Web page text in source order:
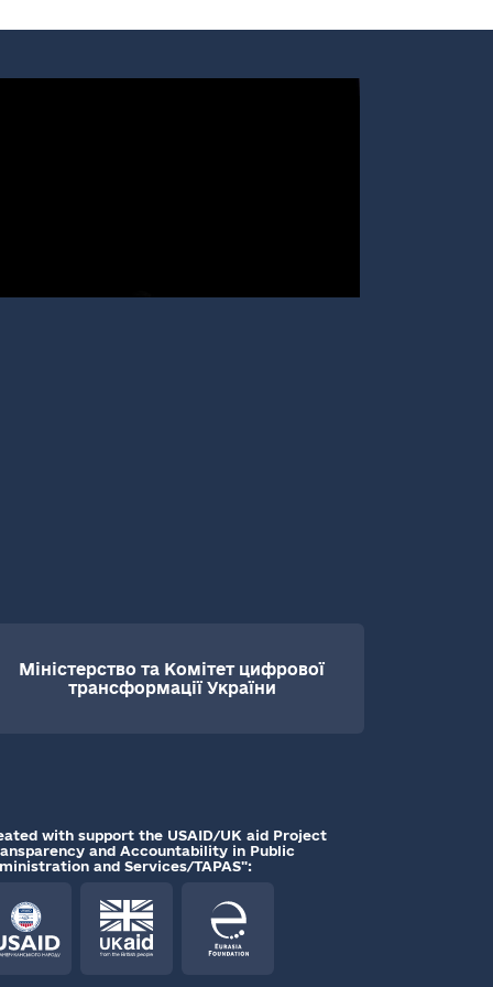
Міністерство та Комітет цифрової
трансформації України
with support the USAID/UK aid Project
and Accountability in Public
and Services/TAPAS":